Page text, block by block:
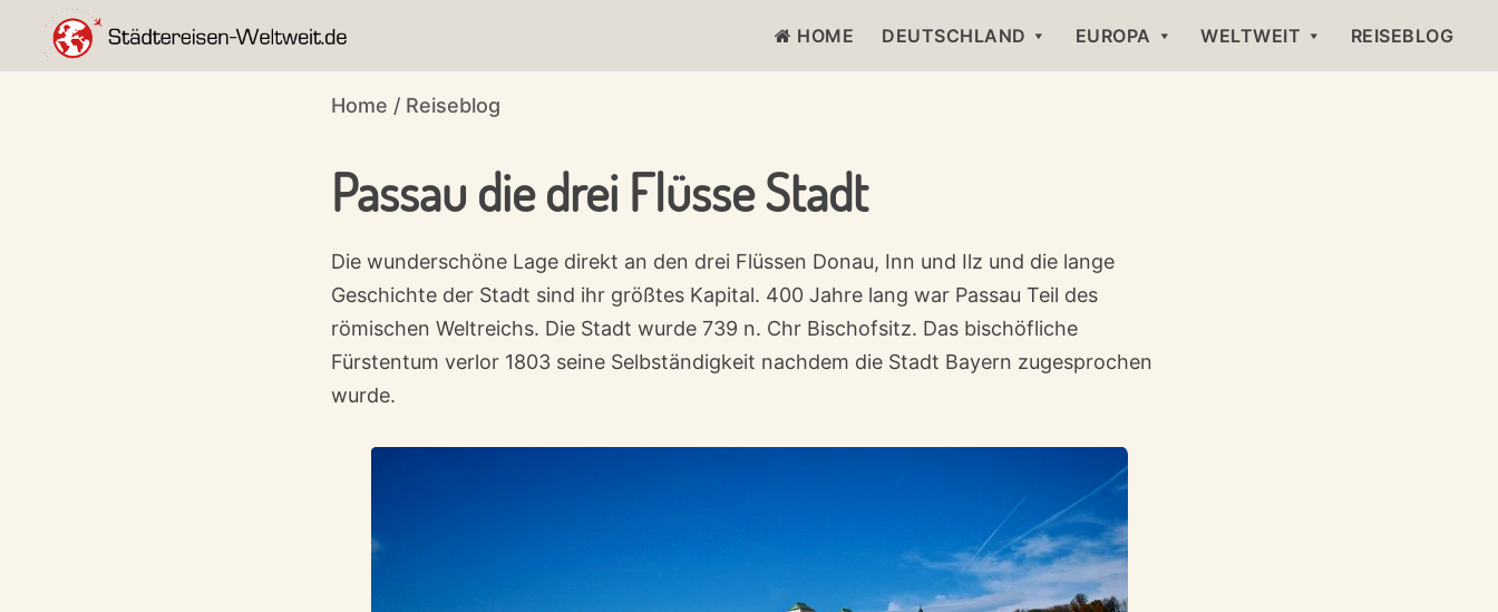
HOME DEUTSCHLAND EUROPA WELTWEIT REISEBLOG
Home / Reiseblog
Passau die drei Flüsse Stadt
Die wunderschöne Lage direkt an den drei Flüssen Donau, Inn und Ilz und die lange
Geschichte der Stadt sind ihr größtes Kapital. 400 Jahre lang war Passau Teil des
römischen Weltreichs. Die Stadt wurde 739 n. Chr Bischofsitz. Das bischöfliche
Fürstentum verlor 1803 seine Selbständigkeit nachdem die Stadt Bayern zugesprochen
wurde.